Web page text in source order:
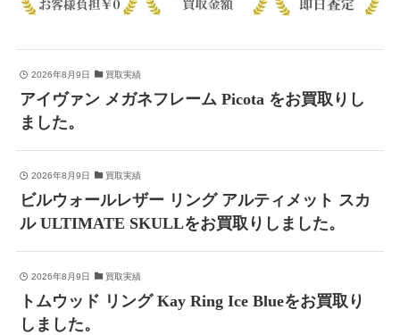
2026年8月9日 買取実績
アイヴァン メガネフレーム Picota をお買取りし
ました。
2026年8月9日 買取実績
ビルウォールレザー リング アルティメット スカ
ル ULTIMATE SKULLをお買取りしました。
2026年8月9日 買取実績
トムウッド リング Kay Ring Ice Blueをお買取り
しました。